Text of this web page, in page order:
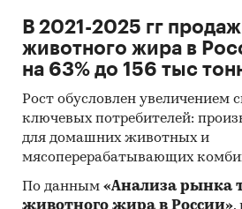
Материалы отраслевых
данных.
Материалы и базы
(United Nations Statistics
Commodity Trade
Commodity Statistics, Food
Organization и др.).
В 2021-2025 гг
животного жира в
на 63% до 156 тыс
Рост обусловлен увеличением
ключевых потребителей:
для домашних животных и
мясоперерабатывающих
По данным «Анализа рынка
животного жира в России»,